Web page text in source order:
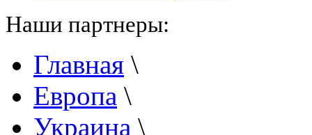
Наши партнеры:
Главная \
Европа \
Украина \